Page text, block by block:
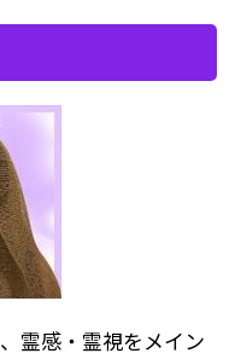
霊感・霊視をメイン